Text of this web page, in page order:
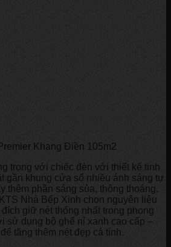
Khang Điền 105m2
trọng với chiếc đèn với thiết kế tinh
gần khung cửa sổ nhiều ánh sáng tự
thêm phần sáng sủa, thông thoáng.
Nhà Bếp Xinh chọn nguyên liệu
giữ nét thống nhất trong phong
sử dụng bộ ghế nỉ xanh cao cấp –
tăng thêm nét đẹp cá tính.